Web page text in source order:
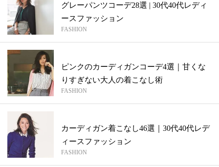
グレーパンツコーデ28選 | 30代40代レディ
ースファッション
FASHION
ピンクのカーディガンコーデ4選｜甘くな
りすぎない大人の着こなし術
FASHION
カーディガン着こなし46選｜30代40代レデ
ィースファッション
FASHION